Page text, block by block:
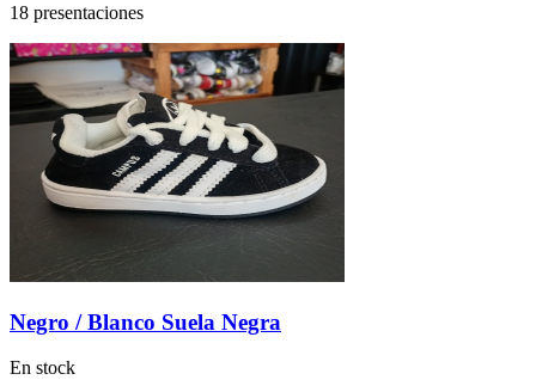
18 presentaciones
Negro / Blanco Suela Negra
En stock